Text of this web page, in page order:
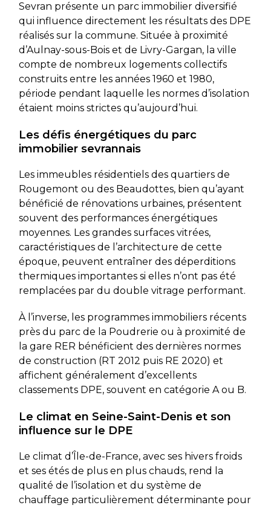
Sevran présente un parc immobilier diversifié
qui influence directement les résultats des DPE
réalisés sur la commune. Située à proximité
d’Aulnay-sous-Bois et de Livry-Gargan, la ville
compte de nombreux logements collectifs
construits entre les années 1960 et 1980,
période pendant laquelle les normes d’isolation
étaient moins strictes qu’aujourd’hui.
Les défis énergétiques du parc
immobilier sevrannais
Les immeubles résidentiels des quartiers de
Rougemont ou des Beaudottes, bien qu’ayant
bénéficié de rénovations urbaines, présentent
souvent des performances énergétiques
moyennes. Les grandes surfaces vitrées,
caractéristiques de l’architecture de cette
époque, peuvent entraîner des déperditions
thermiques importantes si elles n’ont pas été
remplacées par du double vitrage performant.
À l’inverse, les programmes immobiliers récents
près du parc de la Poudrerie ou à proximité de
la gare RER bénéficient des dernières normes
de construction (RT 2012 puis RE 2020) et
affichent généralement d’excellents
classements DPE, souvent en catégorie A ou B.
Le climat en Seine-Saint-Denis et son
influence sur le DPE
Le climat d’Île-de-France, avec ses hivers froids
et ses étés de plus en plus chauds, rend la
qualité de l’isolation et du système de
chauffage particulièrement déterminante pour